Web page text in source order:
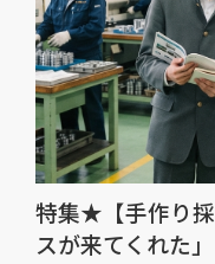
特集★【手作り
スが来てくれた」